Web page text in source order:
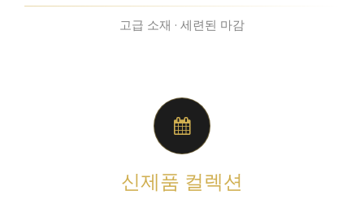
고급 소재 · 세련된 마감
신제품 컬렉션